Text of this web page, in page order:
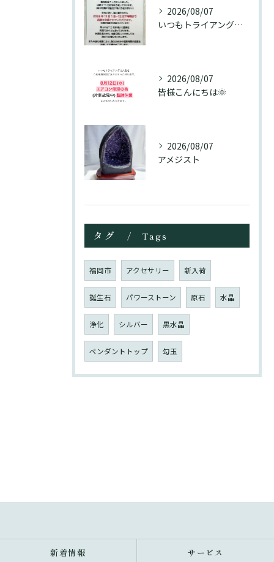
2026/08/07
いつもトライアングル大名をご愛顧頂き誠にありがとうございます...
2026/08/07
皆様こんにちは🌞
2026/08/07
アメジスト
タグ Tags
福岡市 アクセサリー 新入荷
誕生石 パワーストーン 原石 水晶
浄化 シルバー 黒水晶
ペンダントトップ 勾玉
新着情報 サービス